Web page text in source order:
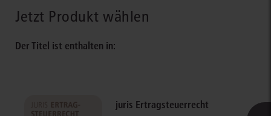
Jetzt Produkt wählen
Der Titel ist enthalten in:
juris Ertragsteuerrecht